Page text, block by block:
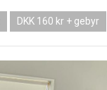
DKK 160 kr + gebyr